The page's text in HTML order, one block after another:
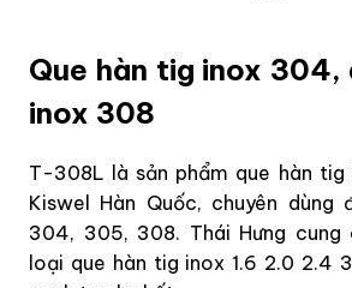
Que hàn tig inox 304,
inox 308
T-308L là sản phẩm que hàn tig
Kiswel Hàn Quốc, chuyên dùng
304, 305, 308. Thái Hưng
loại que hàn tig inox 1.6 2.0 2.4